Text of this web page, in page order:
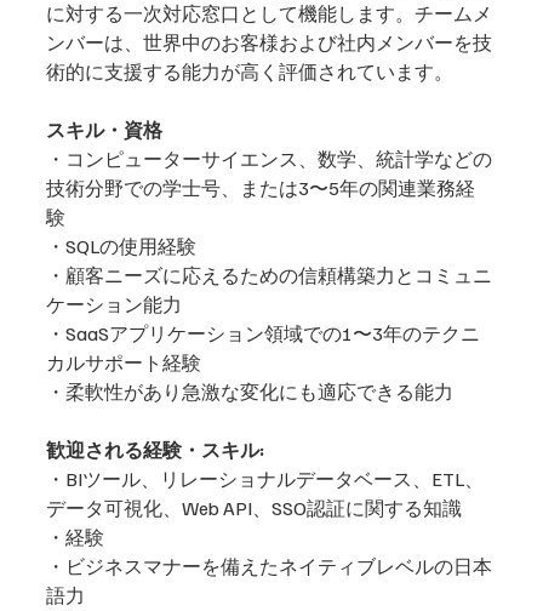
に対する一次対応窓口として機能します。チームメ
ンバーは、世界中のお客様および社内メンバーを技
術的に支援する能力が高く評価されています。
スキル・資格
・コンピューターサイエンス、数学、統計学などの
技術分野での学士号、または3〜5年の関連業務経
験
・SQLの使用経験
・顧客ニーズに応えるための信頼構築力とコミュニ
ケーション能力
・SaaSアプリケーション領域での1〜3年のテクニ
カルサポート経験
・柔軟性があり急激な変化にも適応できる能力
歓迎される経験・スキル:
・BIツール、リレーショナルデータベース、ETL、
データ可視化、Web API、SSO認証に関する知識
・経験
・ビジネスマナーを備えたネイティブレベルの日本
語力